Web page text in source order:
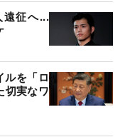
征へ...
ルを「ロ
切実なワ